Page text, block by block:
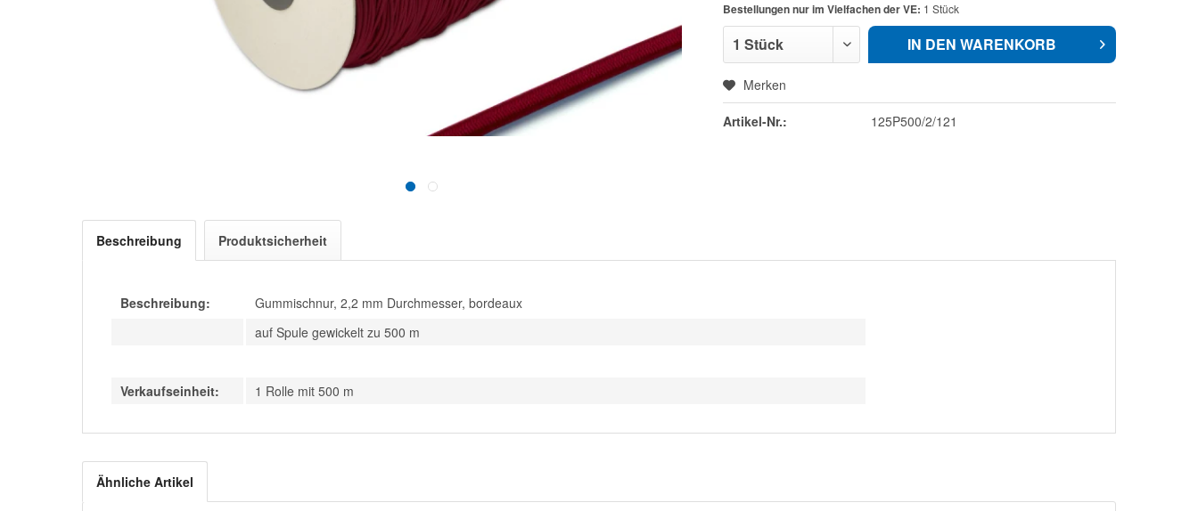
Bestellungen nur im Vielfachen der VE: 1 Stück
IN DEN WARENKORB
Merken
Artikel-Nr.: 125P500/2/121
Beschreibung Produktsicherheit
Beschreibung:
Gummischnur, 2,2 mm Durchmesser, bordeaux
auf Spule gewickelt zu 500 m
Verkaufseinheit: 1 Rolle mit 500 m
Ähnliche Artikel